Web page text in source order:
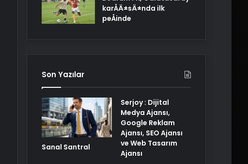
karÅÄ±sÄ±nda ilk
peÅinde
Son Yazılar
Sanal Santral
Serjoy : Dijital
Medya Ajansı,
Google Reklam
Ajansı, SEO Ajansı
ve Web Tasarım
Ajansı